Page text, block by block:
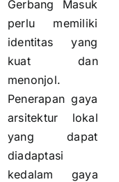
Gerbang Masuk
perlu memiliki
identitas yang
kuat dan
menonjol.
Penerapan gaya
arsitektur lokal
yang dapat
diadaptasi
kedalam gaya